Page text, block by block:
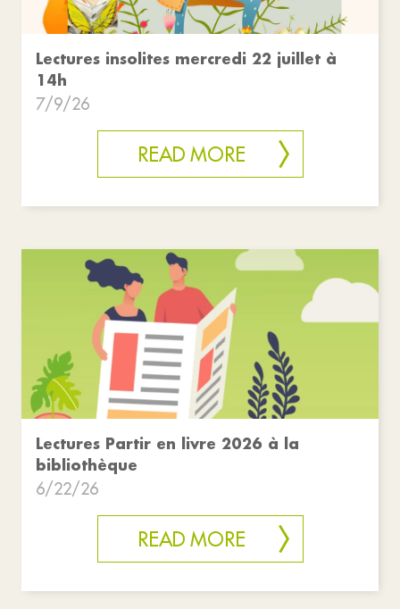
Lectures insolites mercredi 22 juillet à
14h
7/9/26
READ MORE
Lectures Partir en livre 2026 à la
bibliothèque
6/22/26
READ MORE